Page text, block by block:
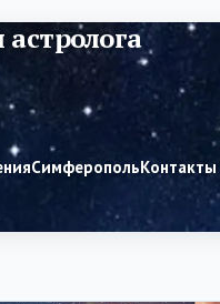
СимферопольКонтакты